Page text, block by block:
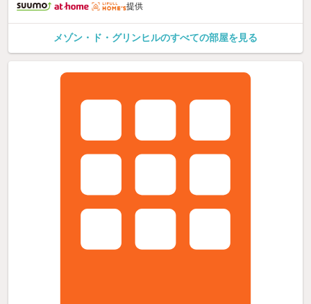
提供
メゾン・ド・グリンヒルのすべての部屋を見る